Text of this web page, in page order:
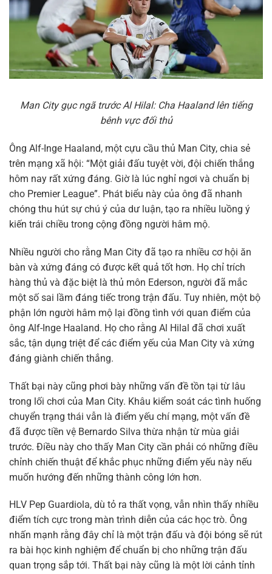
Man City gục ngã trước Al Hilal: Cha Haaland lên tiếng
bênh vực đối thủ
Ông Alf-Inge Haaland, một cựu cầu thủ Man City, chia sẻ
trên mạng xã hội: “Một giải đấu tuyệt vời, đội chiến thắng
hôm nay rất xứng đáng. Giờ là lúc nghỉ ngơi và chuẩn bị
cho Premier League”. Phát biểu này của ông đã nhanh
chóng thu hút sự chú ý của dư luận, tạo ra nhiều luồng ý
kiến trái chiều trong cộng đồng người hâm mộ.
Nhiều người cho rằng Man City đã tạo ra nhiều cơ hội ăn
bàn và xứng đáng có được kết quả tốt hơn. Họ chỉ trích
hàng thủ và đặc biệt là thủ môn Ederson, người đã mắc
một số sai lầm đáng tiếc trong trận đấu. Tuy nhiên, một bộ
phận lớn người hâm mộ lại đồng tình với quan điểm của
ông Alf-Inge Haaland. Họ cho rằng Al Hilal đã chơi xuất
sắc, tận dụng triệt để các điểm yếu của Man City và xứng
đáng giành chiến thắng.
Thất bại này cũng phơi bày những vấn đề tồn tại từ lâu
trong lối chơi của Man City. Khâu kiểm soát các tình huống
chuyển trạng thái vẫn là điểm yếu chí mạng, một vấn đề
đã được tiền vệ Bernardo Silva thừa nhận từ mùa giải
trước. Điều này cho thấy Man City cần phải có những điều
chỉnh chiến thuật để khắc phục những điểm yếu này nếu
muốn hướng đến những thành công lớn hơn.
HLV Pep Guardiola, dù tỏ ra thất vọng, vẫn nhìn thấy nhiều
điểm tích cực trong màn trình diễn của các học trò. Ông
nhấn mạnh rằng đây chỉ là một trận đấu và đội bóng sẽ rút
ra bài học kinh nghiệm để chuẩn bị cho những trận đấu
quan trọng sắp tới. Thất bại này cũng là một lời cảnh tỉnh